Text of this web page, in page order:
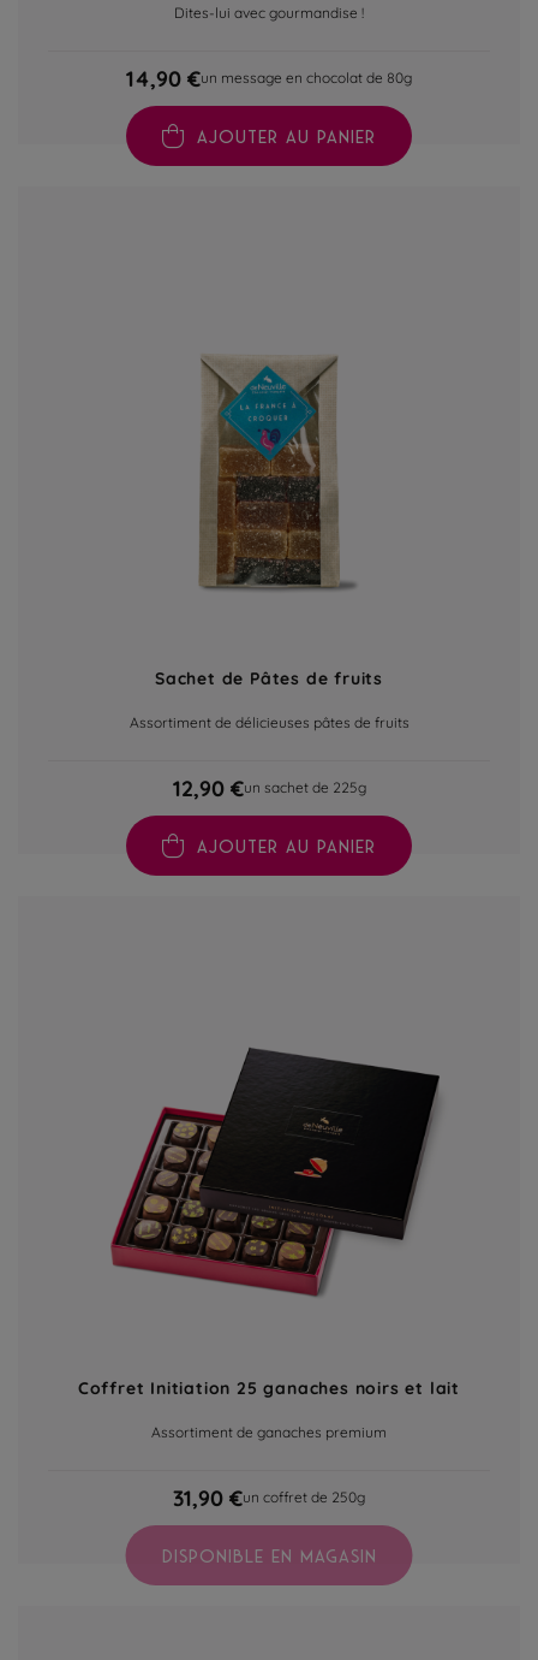
Dites-lui avec gourmandise !
14,90 €un message en chocolat de 80g
AJOUTER AU PANIER
Sachet de Pâtes de fruits
Assortiment de délicieuses pâtes de fruits
12,90 €un sachet de 225g
AJOUTER AU PANIER
Coffret Initiation 25 ganaches noirs et lait
Assortiment de ganaches premium
31,90 €un coffret de 250g
DISPONIBLE EN MAGASIN